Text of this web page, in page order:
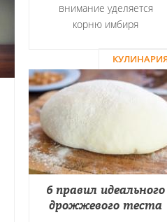
внимание уделяется
корню имбиря
6 правил идеального
дрожжевого теста